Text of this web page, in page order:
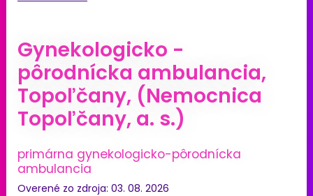
Gynekologicko -
pôrodnícka ambulancia,
Topoľčany, (Nemocnica
Topoľčany, a. s.)
primárna gynekologicko-pôrodnícka
ambulancia
Overené zo zdroja: 03. 08. 2026